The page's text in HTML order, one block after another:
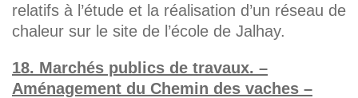
relatifs à l’étude et la réalisation d’un réseau de
chaleur sur le site de l’école de Jalhay.
18. Marchés publics de travaux. –
Aménagement du Chemin des vaches –